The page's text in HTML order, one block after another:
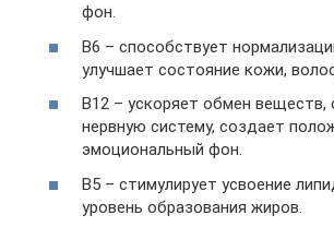
фон.
В6 – способствует
улучшает состояние кожи,
В12 – ускоряет обмен веществ,
нервную систему, создает
эмоциональный фон.
В5 – стимулирует усвоение
уровень образования жиров.